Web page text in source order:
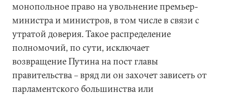
монопольное право на увольнение премьер-
министра и министров, в том числе в связи с
утратой доверия. Такое распределение
полномочий, по сути, исключает
возвращение Путина на пост главы
правительства – вряд ли он захочет зависеть от
парламентского большинства или